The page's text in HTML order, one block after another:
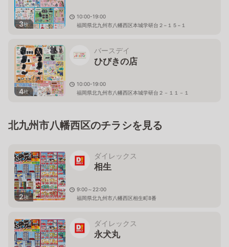
3枚
10:00-19:00
福岡県北九州市八幡西区本城学研台２−１５−１
4枚
バースデイ
ひびきの店
10:00-19:00
福岡県北九州市八幡西区本城学研台２－１１－１
北九州市八幡西区のチラシを見る
2枚
ダイレックス
相生
9:00～22:00
福岡県北九州市八幡西区相生町8番
ダイレックス
永犬丸